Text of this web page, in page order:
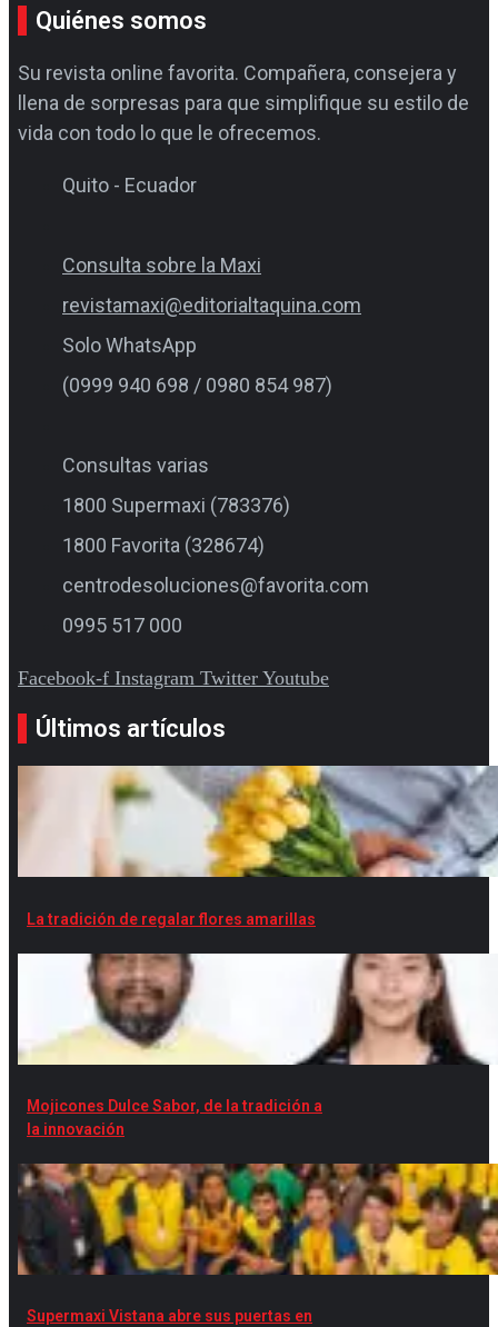
Quiénes somos
Su revista online favorita. Compañera, consejera y
llena de sorpresas para que simplifique su estilo de
vida con todo lo que le ofrecemos.
Quito - Ecuador
Consulta sobre la Maxi
revistamaxi@editorialtaquina.com
Solo WhatsApp
(0999 940 698 / 0980 854 987)
Consultas varias
1800 Supermaxi (783376)
1800 Favorita (328674)
centrodesoluciones@favorita.com
0995 517 000
Facebook-f Instagram Twitter Youtube
Últimos artículos
La tradición de regalar flores amarillas
Mojicones Dulce Sabor, de la tradición a
la innovación
Supermaxi Vistana abre sus puertas en